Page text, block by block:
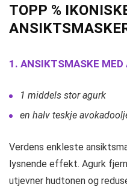
TOPP %
1. ANSIKTSMASKE MED
1 middels stor agurk
en halv teskje
Verdens enkleste
lysnende effekt. Agurk
utjevner hudtonen og